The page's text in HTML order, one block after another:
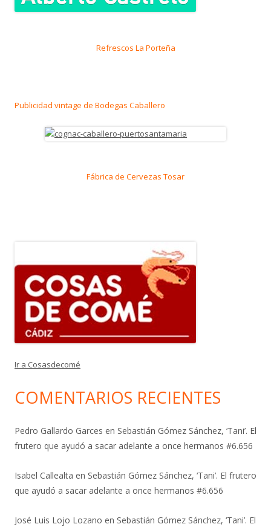
Refrescos La Porteña
Publicidad vintage de Bodegas Caballero
Fábrica de Cervezas Tosar
Ir a Cosasdecomé
COMENTARIOS RECIENTES
Pedro Gallardo Garces en Sebastián Gómez Sánchez, ‘Tani’. El
frutero que ayudó a sacar adelante a once hermanos #6.656
Isabel Callealta en Sebastián Gómez Sánchez, ‘Tani’. El frutero
que ayudó a sacar adelante a once hermanos #6.656
José Luis Lojo Lozano en Sebastián Gómez Sánchez, ‘Tani’. El